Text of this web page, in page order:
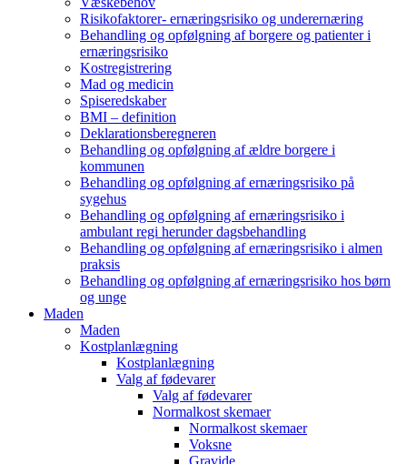
Risikofaktorer- ernæringsrisiko og underernæring
Behandling og opfølgning af borgere og patienter i
ernæringsrisiko
Kostregistrering
Mad og medicin
Spiseredskaber
BMI – definition
Deklarationsberegneren
Behandling og opfølgning af ældre borgere i
kommunen
Behandling og opfølgning af ernæringsrisiko på
sygehus
Behandling og opfølgning af ernæringsrisiko i
ambulant regi herunder dagsbehandling
Behandling og opfølgning af ernæringsrisiko i almen
praksis
Behandling og opfølgning af ernæringsrisiko hos børn
og unge
Maden
Maden
Kostplanlægning
Kostplanlægning
Valg af fødevarer
Valg af fødevarer
Normalkost skemaer
Normalkost skemaer
Voksne
Gravide